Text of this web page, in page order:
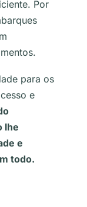
Por
para os
e
lhe
e
todo.